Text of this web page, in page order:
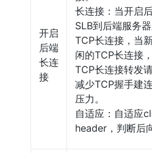
开启
后端
长连
接
长连接：当开启
SLB到后端服务
TCP长连接，当
闲的TCP长连接
TCP长连接转发
减少TCP握手建
压力。
自适应：自适应
header，判断后